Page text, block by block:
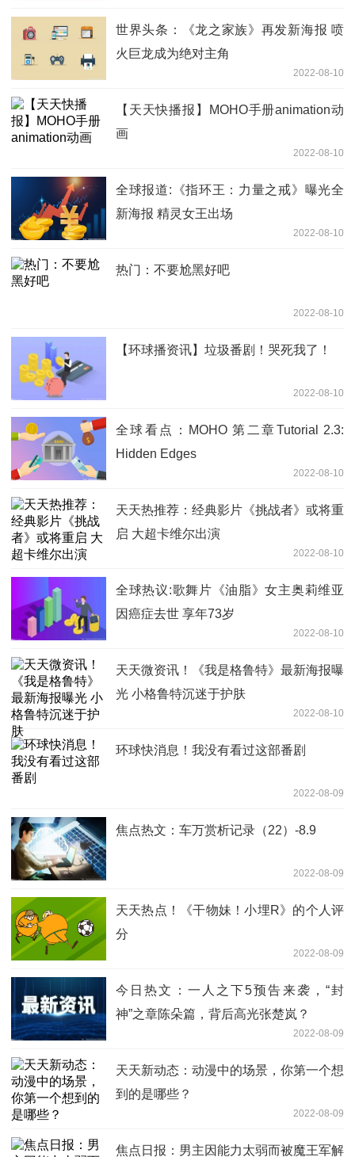
世界头条：《龙之家族》再发新海报 喷
火巨龙成为绝对主角
2022-08-10
【天天快播报】MOHO手册animation动
画
2022-08-10
全球报道:《指环王：力量之戒》曝光全
新海报 精灵女王出场
2022-08-10
热门：不要尬黑好吧
2022-08-10
【环球播资讯】垃圾番剧！哭死我了！
2022-08-10
全球看点：MOHO 第二章Tutorial 2.3:
Hidden Edges
2022-08-10
天天热推荐：经典影片《挑战者》或将重
启 大超卡维尔出演
2022-08-10
全球热议:歌舞片《油脂》女主奥莉维亚
因癌症去世 享年73岁
2022-08-10
天天微资讯！《我是格鲁特》最新海报曝
光 小格鲁特沉迷于护肤
2022-08-10
环球快消息！我没有看过这部番剧
2022-08-09
焦点热文：车万赏析记录（22）-8.9
2022-08-09
天天热点！《干物妹！小埋R》的个人评
分
2022-08-09
今日热文：一人之下5预告来袭，“封
神”之章陈朵篇，背后高光张楚岚？
2022-08-09
天天新动态：动漫中的场景，你第一个想
到的是哪些？
2022-08-09
焦点日报：男主因能力太弱而被魔王军解